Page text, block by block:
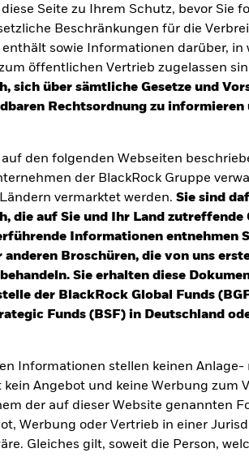
Seite zu Ihrem Schutz, bevor Sie
Beschränkungen für die
enthält sowie Informationen darüber, in
öffentlichen Vertrieb zugelassen
sich über sämtliche Gesetze und
Rechtsordnung zu informieren
auf den folgenden Webseiten
der BlackRock Gruppe
vermarktet werden. Sie sind
die auf Sie und Ihr Land zutreffende
Informationen entnehmen
anderen Broschüren, die von uns
Sie erhalten diese
der BlackRock Global Funds
Funds (BSF) in Deutschland
Informationen stellen keinen Anlage-
kein Angebot und keine Werbung zum
der auf dieser Website genannten
Werbung oder Vertrieb in einer
Gleiches gilt, soweit die Person,
Fondsvermögen die Maximierung der
Umwelt, Soziales und Governance
(z. B. Aktien) von
wie im Prospekt angegeben. Weitere
www.blackrock.com/baselinescreens
entstandenen Erträge sind nicht
Betrag eventuell nicht zurück.
konzentriert. Folglich reagiert der Fonds
Ereignisse. Der Wert von
Faktoren und wirtschaftliche
sind. Bevor sie im Fonds Anlagen
vornehmen. Das ESG-Screening kann,
Investitionen des Fonds haben.
des Währungsrisikos ein. Der
unter der Bezeichnung „Spill-over-Effekt“)